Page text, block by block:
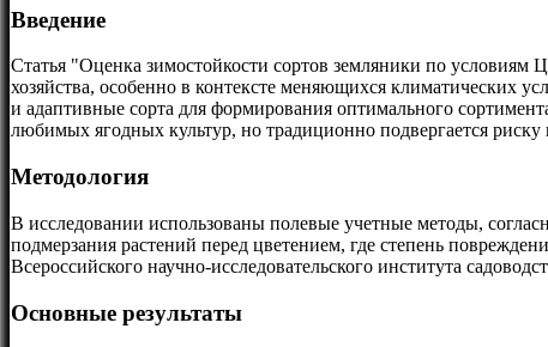
Введение
Статья "Оценка зимостойкости сортов земляники по условиям
хозяйства, особенно в контексте меняющихся климатических
и адаптивные сорта для формирования оптимального
любимых ягодных культур, но традиционно подвергается
Методология
В исследовании использованы полевые учетные методы,
подмерзания растений перед цветением, где степень
Всероссийского научно-исследовательского института
Основные результаты